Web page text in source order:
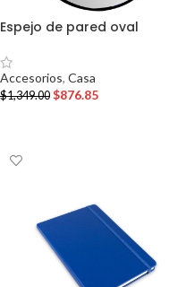
Espejo de pared oval
Accesorios, Casa
$1,349.00 $876.85